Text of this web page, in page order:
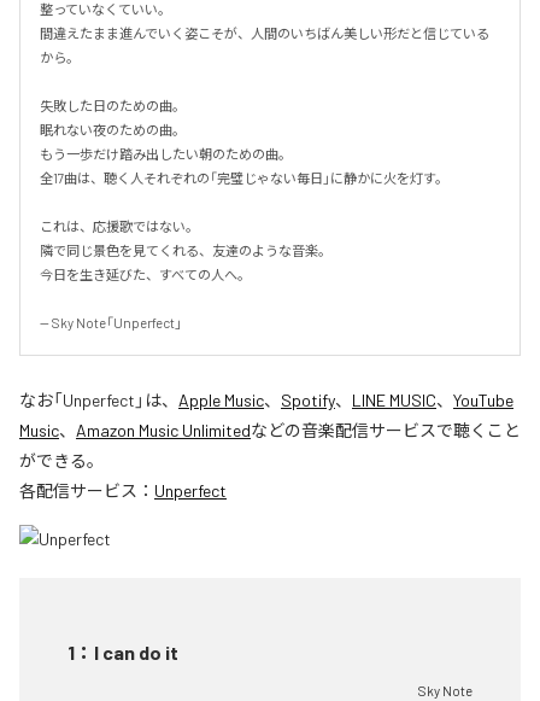
整っていなくていい。
間違えたまま進んでいく姿こそが、人間のいちばん美しい形だと信じている
から。
失敗した日のための曲。
眠れない夜のための曲。
もう一歩だけ踏み出したい朝のための曲。
全17曲は、聴く人それぞれの「完璧じゃない毎日」に静かに火を灯す。
これは、応援歌ではない。
隣で同じ景色を見てくれる、友達のような音楽。
今日を生き延びた、すべての人へ。
-- Sky Note「Unperfect」
なお「Unperfect 」は、 Apple Music、 Spotify、 LINE MUSIC、 YouTube
Music、 Amazon Music Unlimitedなどの音楽配信サービスで聴くこと
ができる。
各配信サービス： Unperfect
1 ： I can do it
Sky Note